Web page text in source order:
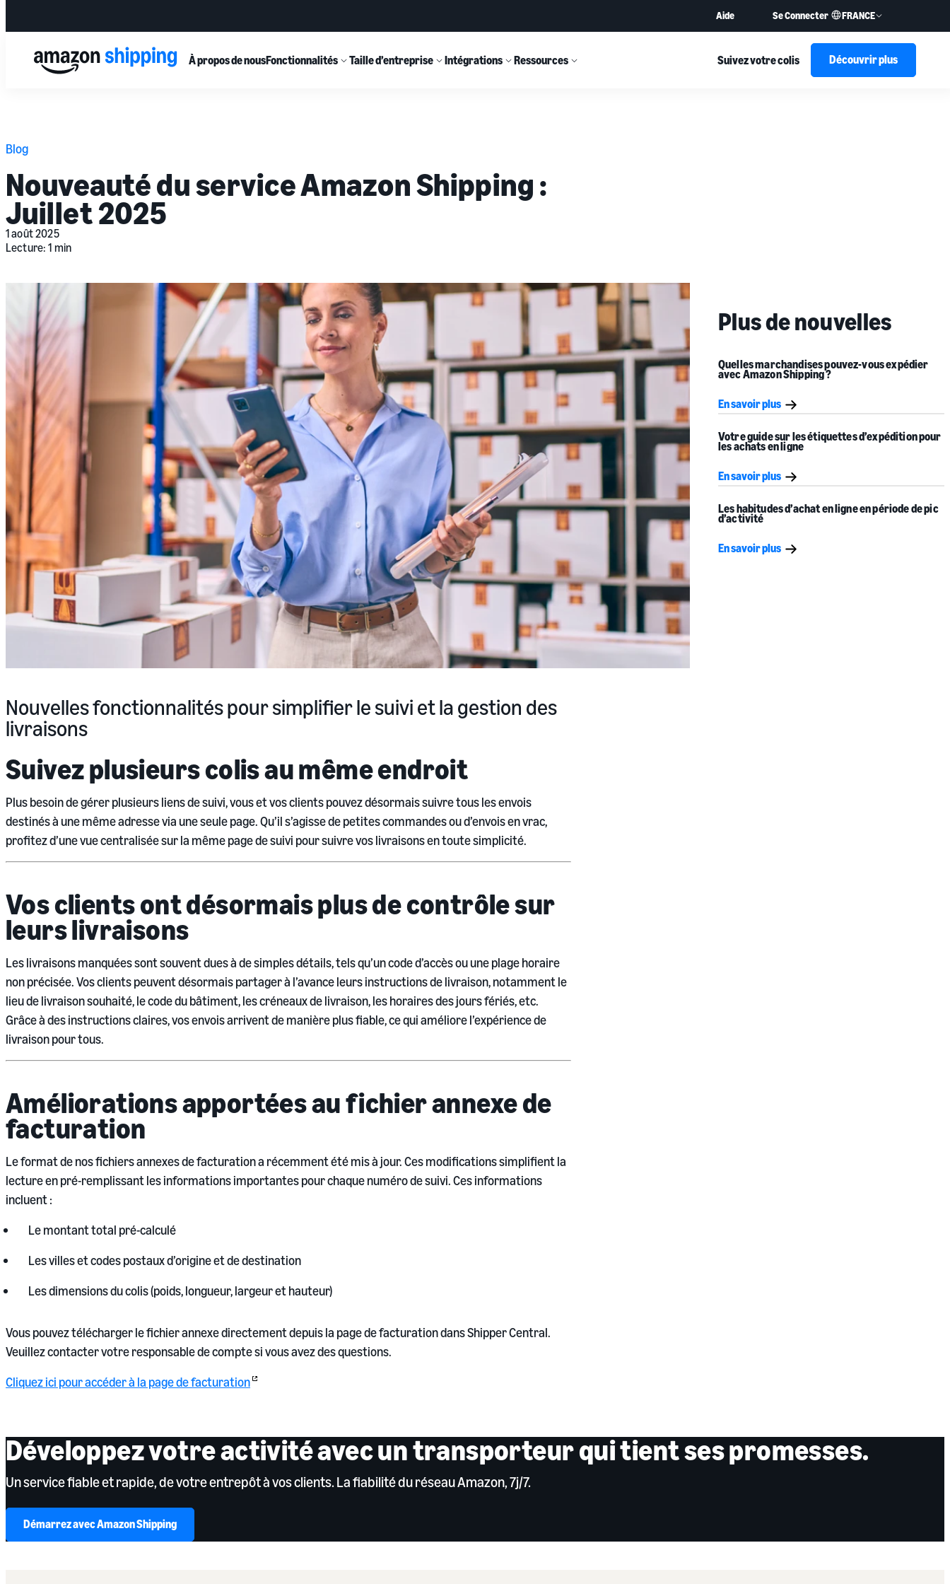
Aide Se Connecter FRANCE
À propos de nousFonctionnalités Taille d’entreprise Intégrations Ressources Suivez votre colis Découvrir plus
Blog
Nouveauté du service Amazon Shipping :
Juillet 2025
1 août 2025
Lecture: 1 min
Nouvelles fonctionnalités pour simplifier le suivi et la gestion des
livraisons
Suivez plusieurs colis au même endroit
Plus besoin de gérer plusieurs liens de suivi, vous et vos clients pouvez désormais suivre tous les envois
destinés à une même adresse via une seule page. Qu’il s’agisse de petites commandes ou d’envois en vrac,
profitez d’une vue centralisée sur la même page de suivi pour suivre vos livraisons en toute simplicité.
Vos clients ont désormais plus de contrôle sur
leurs livraisons
Les livraisons manquées sont souvent dues à de simples détails, tels qu’un code d’accès ou une plage horaire
non précisée. Vos clients peuvent désormais partager à l’avance leurs instructions de livraison, notamment le
lieu de livraison souhaité, le code du bâtiment, les créneaux de livraison, les horaires des jours fériés, etc.
Grâce à des instructions claires, vos envois arrivent de manière plus fiable, ce qui améliore l’expérience de
livraison pour tous.
Améliorations apportées au fichier annexe de
facturation
Le format de nos fichiers annexes de facturation a récemment été mis à jour. Ces modifications simplifient la
lecture en pré-remplissant les informations importantes pour chaque numéro de suivi. Ces informations
incluent :
Le montant total pré-calculé
Les villes et codes postaux d’origine et de destination
Les dimensions du colis (poids, longueur, largeur et hauteur)
Vous pouvez télécharger le fichier annexe directement depuis la page de facturation dans Shipper Central.
Veuillez contacter votre responsable de compte si vous avez des questions.
Cliquez ici pour accéder à la page de facturation
Plus de nouvelles
Quelles marchandises pouvez-vousexpédier
avec Amazon Shipping ?
En savoir plus
Votre guide sur lesétiquettes d’expéditionpour
lesachats en ligne
En savoir plus
Les habitudes d’achat en ligne en période de pic
d’activité
En savoir plus
Développez votre activité avec un transporteur qui tient ses promesses.
Un service fiable et rapide, de votre entrepôt à vos clients. La fiabilité du réseau Amazon, 7j/7.
Démarrez avec Amazon Shipping